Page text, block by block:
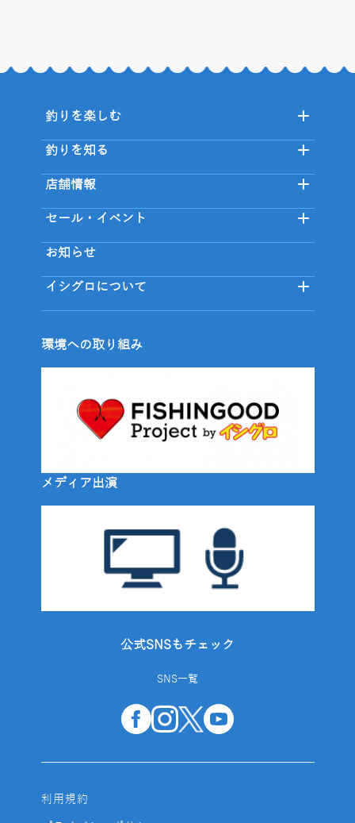
釣りを楽しむ
釣りを知る
店舗情報
セール・イベント
お知らせ
イシグロについて
環境への取り組み
メディア出演
公式SNSもチェック
SNS一覧
利用規約